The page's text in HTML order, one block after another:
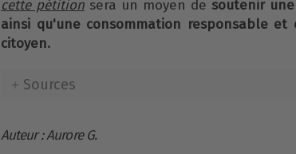
cette pétition sera un moyen de soutenir
ainsi qu'une consommation responsable et
citoyen.
Sources
Auteur : Aurore G.